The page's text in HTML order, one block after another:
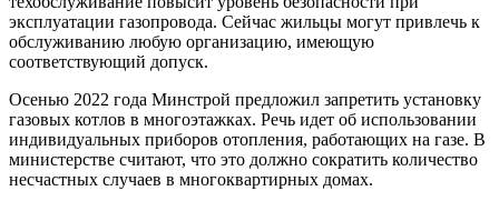
эксплуатации газопровода. Сейчас жильцы могут привлечь к
обслуживанию любую организацию, имеющую
соответствующий допуск.
Осенью 2022 года Минстрой предложил запретить установку
газовых котлов в многоэтажках. Речь идет об использовании
индивидуальных приборов отопления, работающих на газе. В
министерстве считают, что это должно сократить количество
несчастных случаев в многоквартирных домах.